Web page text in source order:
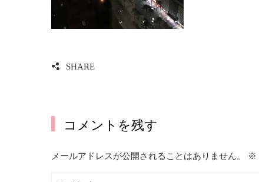
SHARE
コメントを残す
メールアドレスが公開されることはありません。 ※